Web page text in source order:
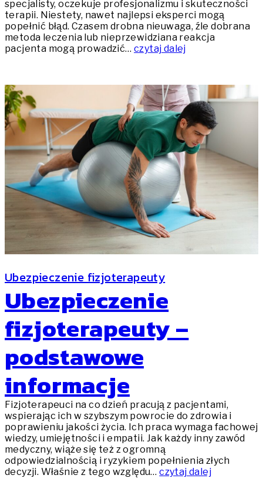
specjalisty, oczekuje profesjonalizmu i skuteczności
terapii. Niestety, nawet najlepsi eksperci mogą
popełnić błąd. Czasem drobna nieuwaga, źle dobrana
metoda leczenia lub nieprzewidziana reakcja
pacjenta mogą prowadzić…czytaj dalej
Ubezpieczenie fizjoterapeuty
Ubezpieczenie
fizjoterapeuty –
podstawowe
informacje
Fizjoterapeuci na co dzień pracują z pacjentami,
wspierając ich w szybszym powrocie do zdrowia i
poprawieniu jakości życia. Ich praca wymaga fachowej
wiedzy, umiejętności i empatii. Jak każdy inny zawód
medyczny, wiąże się też z ogromną
odpowiedzialnością i ryzykiem popełnienia złych
decyzji. Właśnie z tego względu…czytaj dalej